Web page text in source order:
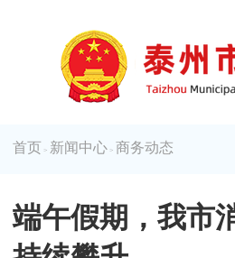
首页 > 新闻中心 > 商务动态
端午假期，我市